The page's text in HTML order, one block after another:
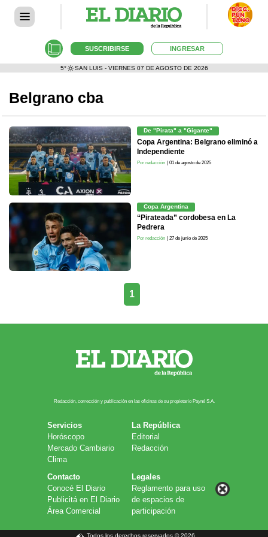
SUSCRIBIRSE INGRESAR
5° SAN LUIS - VIERNES 07 DE AGOSTO DE 2026
Belgrano cba
De "Pirata" a "Gigante"
Copa Argentina: Belgrano eliminó a
Independiente
Por redacción | 01 de agosto de 2025
Copa Argentina
“Pirateada” cordobesa en La
Pedrera
Por redacción | 27 de junio de 2025
1
Redacción, corrección y publicación en las oficinas de su propietario Payn​é S.A.
Servicios
Horóscopo
Mercado Cambiario
Clima
La República
Editorial
Redacción
Contacto
Conocé El Diario
Publicitá en El Diario
Área Comercial
Legales
Reglamento para uso
de espacios de
participación
Todos los derechos reservados © 2026